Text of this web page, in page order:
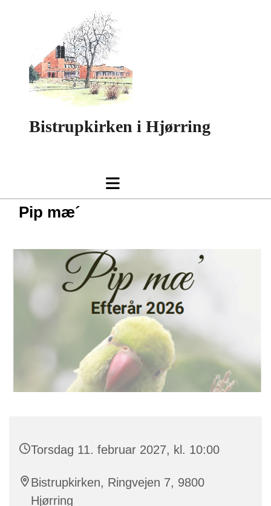
Bistrupkirken i Hjørring
Pip mæ´
Torsdag 11. februar 2027, kl. 10:00
Bistrupkirken, Ringvejen 7, 9800
Hjørring